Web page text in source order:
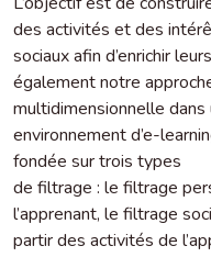
des activités et des
sociaux afin d’enrichir
également notre
multidimensionnelle dans
environnement d’e-
fondée sur trois types
de filtrage : le filtrage
l’apprenant, le filtrage
partir des activités de